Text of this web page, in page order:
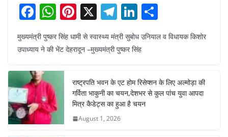
F
a
c
b
o
o
k
W
h
at
A
p
p
Pi
nt
er
e
st
X T
el
e
gr
a
m
Li
n
k
dI
n
ar
मुख्यमंत्री पुष्कर सिंह धामी से स्वास्थ्य मंत्री सुबोध उनियाल व विधायक किशोर
उपाध्याय ने की भेंट देहरादून –मुख्यमंत्री पुष्कर सिंह
राष्ट्रपति भवन के एट होम रिसेप्शन के लिए अल्मोड़ा की
गर्विता भाकुनी का चयन,देशभर से कुल पांच युवा आपदा
मित्र कैडेट्स का हुआ है चयन
August 1, 2026